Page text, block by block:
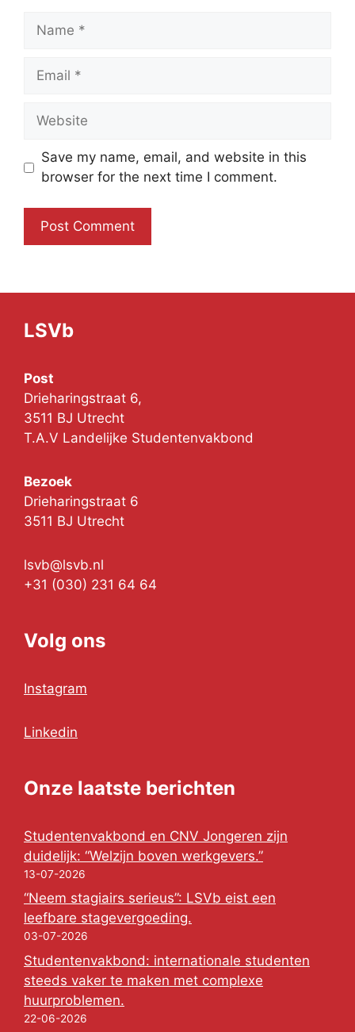
Name
Email
Website
Save my name, email, and website in this
browser for the next time I comment.
LSVb
Post
Drieharingstraat 6,
3511 BJ Utrecht
T.A.V Landelijke Studentenvakbond
Bezoek
Drieharingstraat 6
3511 BJ Utrecht
lsvb@lsvb.nl
+31 (030) 231 64 64
Volg ons
Instagram
Linkedin
Onze laatste berichten
Studentenvakbond en CNV Jongeren zijn
duidelijk: “Welzijn boven werkgevers.”
13-07-2026
“Neem stagiairs serieus”: LSVb eist een
leefbare stagevergoeding.
03-07-2026
Studentenvakbond: internationale studenten
steeds vaker te maken met complexe
huurproblemen.
22-06-2026